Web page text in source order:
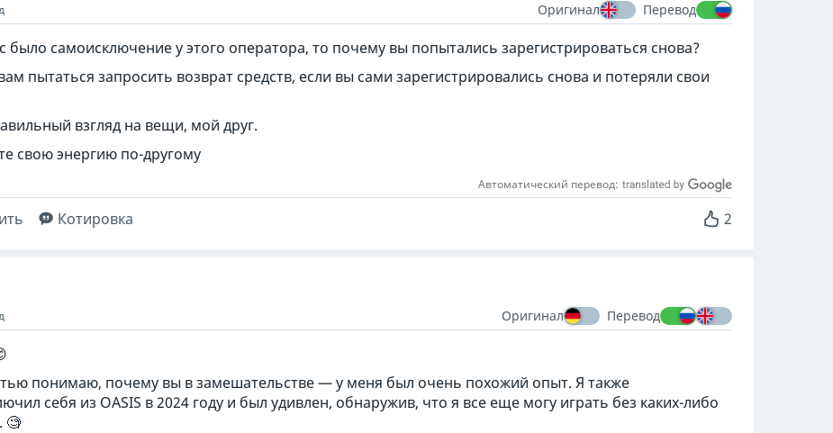
Оригинал Перевод
было самоисключение у этого оператора, то почему вы попытались зарегистрироваться снова?
пытаться запросить возврат средств, если вы сами зарегистрировались снова и потеряли свои
взгляд на вещи, мой друг.
свою энергию по-другому
Автоматический перевод:
Котировка 2
Оригинал Перевод
понимаю, почему вы в замешательстве — у меня был очень похожий опыт. Я также
себя из OASIS в 2024 году и был удивлен, обнаружив, что я все еще могу играть без каких-либо
🧐